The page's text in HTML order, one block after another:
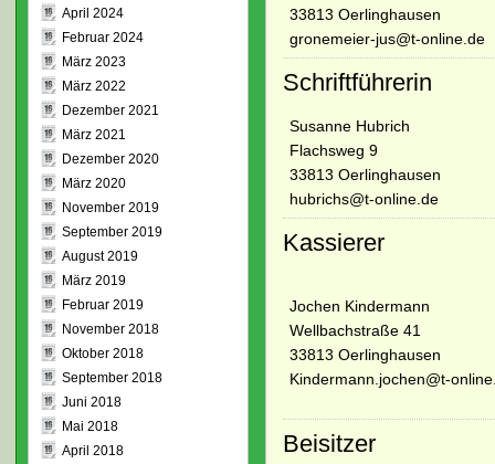
33813 Oerlinghausen
gronemeier-jus@t-online.de
Schriftführerin
Susanne Hubrich
Flachsweg 9
33813 Oerlinghausen
hubrichs@t-online.de
Kassierer
Jochen Kindermann
Wellbachstraße 41
33813 Oerlinghausen
Kindermann.jochen@t-
Beisitzer
April 2024
Februar 2024
März 2023
März 2022
Dezember 2021
März 2021
Dezember 2020
März 2020
November 2019
September 2019
August 2019
März 2019
Februar 2019
November 2018
Oktober 2018
September 2018
Juni 2018
Mai 2018
April 2018